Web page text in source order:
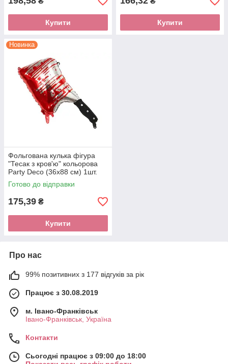
Купити Купити
Новинка
Фольгована кулька фігура
"Тесак з кров'ю" кольорова
Party Deco (36х88 см) 1шт.
Готово до відправки
175,39 ₴
Купити
Про нас
99% позитивних з 177 відгуків за рік
Працює з 30.08.2019
м. Івано-Франківськ
Івано-Франківськ, Україна
Контакти
Сьогодні працює з 09:00 до 18:00